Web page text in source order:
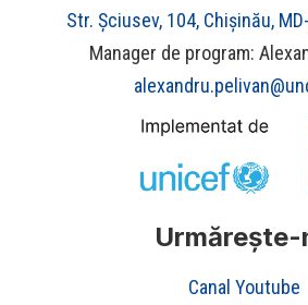
Urmărește-
Canal Youtube
Str. Șciusev, 104, Chișinău,
Manager de program: